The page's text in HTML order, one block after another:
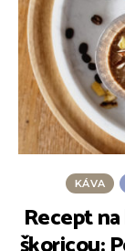
KÁVA
Recept